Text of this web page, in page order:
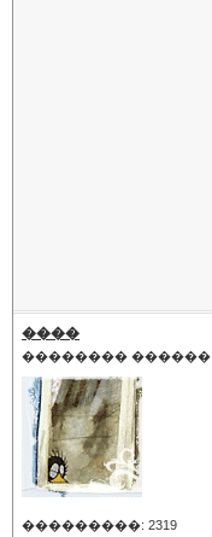
����
�������� ������
���������: 2319